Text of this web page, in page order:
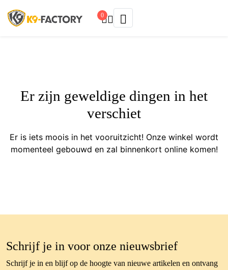
0
Er zijn geweldige dingen in het
verschiet
Er is iets moois in het vooruitzicht! Onze winkel wordt
momenteel gebouwd en zal binnenkort online komen!
Schrijf je in voor onze nieuwsbrief
Schrijf je in en blijf op de hoogte van nieuwe artikelen en ontvang